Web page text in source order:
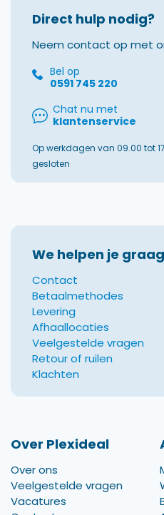
Direct hulp nodig?
Neem contact op met
Bel op
0591 745 220
Chat nu met
klantenservice
Op werkdagen van 09.00 tot
gesloten
We helpen je graag
Contact
Betaalmethodes
Levering
Afhaallocaties
Veelgestelde vragen
Retour of ruilen
Klachten
Over Plexideal
Over ons
Veelgestelde vragen
Vacatures